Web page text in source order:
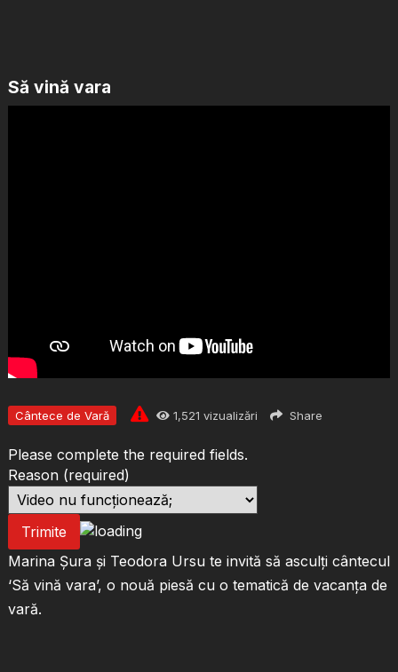
Să vină vara
Cântece de Vară 1,521 vizualizări Share
Please complete the required fields.
Reason (required)
Trimite
Marina Șura și Teodora Ursu te invită să asculți cântecul
‘Să vină vara’, o nouă piesă cu o tematică de vacanța de
vară.